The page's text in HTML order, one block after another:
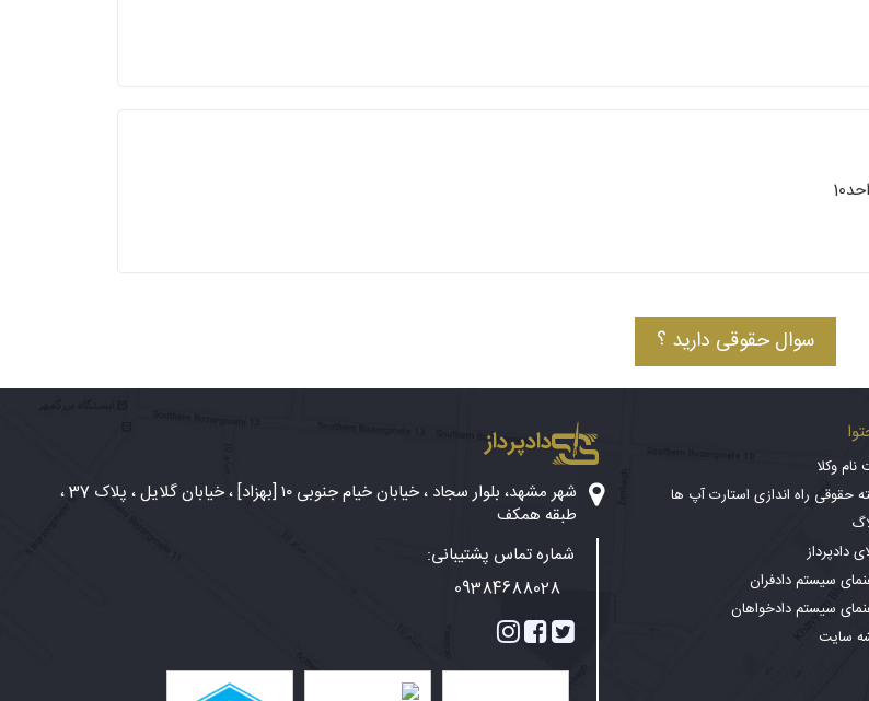
سوال حقوقی دارید ؟
نام وکلا
حقوقی راه اندازی استارت آپ ها
دادپرداز
سیستم دادفران
سیستم دادخواهان
سایت
دادپرداز
شهر مشهد، بلوار سجاد ، خیابان خیام جنوبی ۱۰ [بهزاد] ، خیابان گلایل ، پلاک 37 ،
طبقه همکف
شماره تماس پشتیبانی:
09384688028